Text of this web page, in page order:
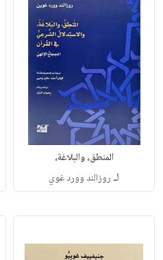
المنطق، والبلاغة،
لـ روزالند وورد غوي